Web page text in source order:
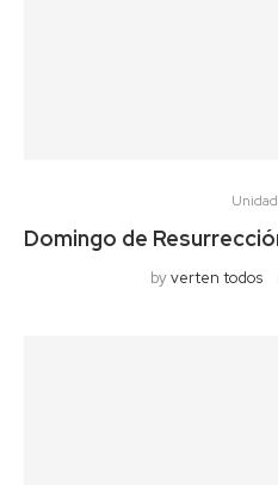
Domingo de
byverten todos